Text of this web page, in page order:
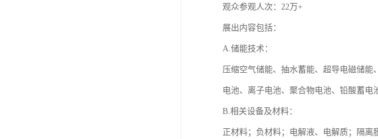
观众参观人次：22万+
展出内容包括：
A.储能技术：
压缩空气储能、抽水蓄能、超导电磁储
电池、离子电池、聚合物电池、铅酸蓄电
B.相关设备及材料：
正材料；负材料；电解液、电解质；隔